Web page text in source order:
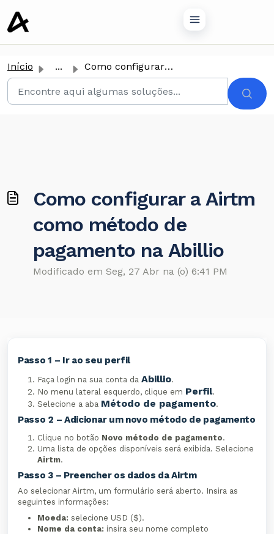
principal
Início ... Como configurar a Airtm como método de pagamento na Abillio
Como configurar a Airtm
como método de
pagamento na Abillio
Modificado em Seg, 27 Abr na (o) 6:41 PM
Passo 1 – Ir ao seu perfil
Faça login na sua conta da Abillio.
No menu lateral esquerdo, clique em Perfil.
Selecione a aba Método de pagamento.
Passo 2 – Adicionar um novo método de pagamento
Clique no botão Novo método de pagamento.
Uma lista de opções disponíveis será exibida. Selecione
Airtm.
Passo 3 – Preencher os dados da Airtm
Ao selecionar Airtm, um formulário será aberto. Insira as
seguintes informações:
Moeda: selecione USD ($).
Nome da conta: insira seu nome completo